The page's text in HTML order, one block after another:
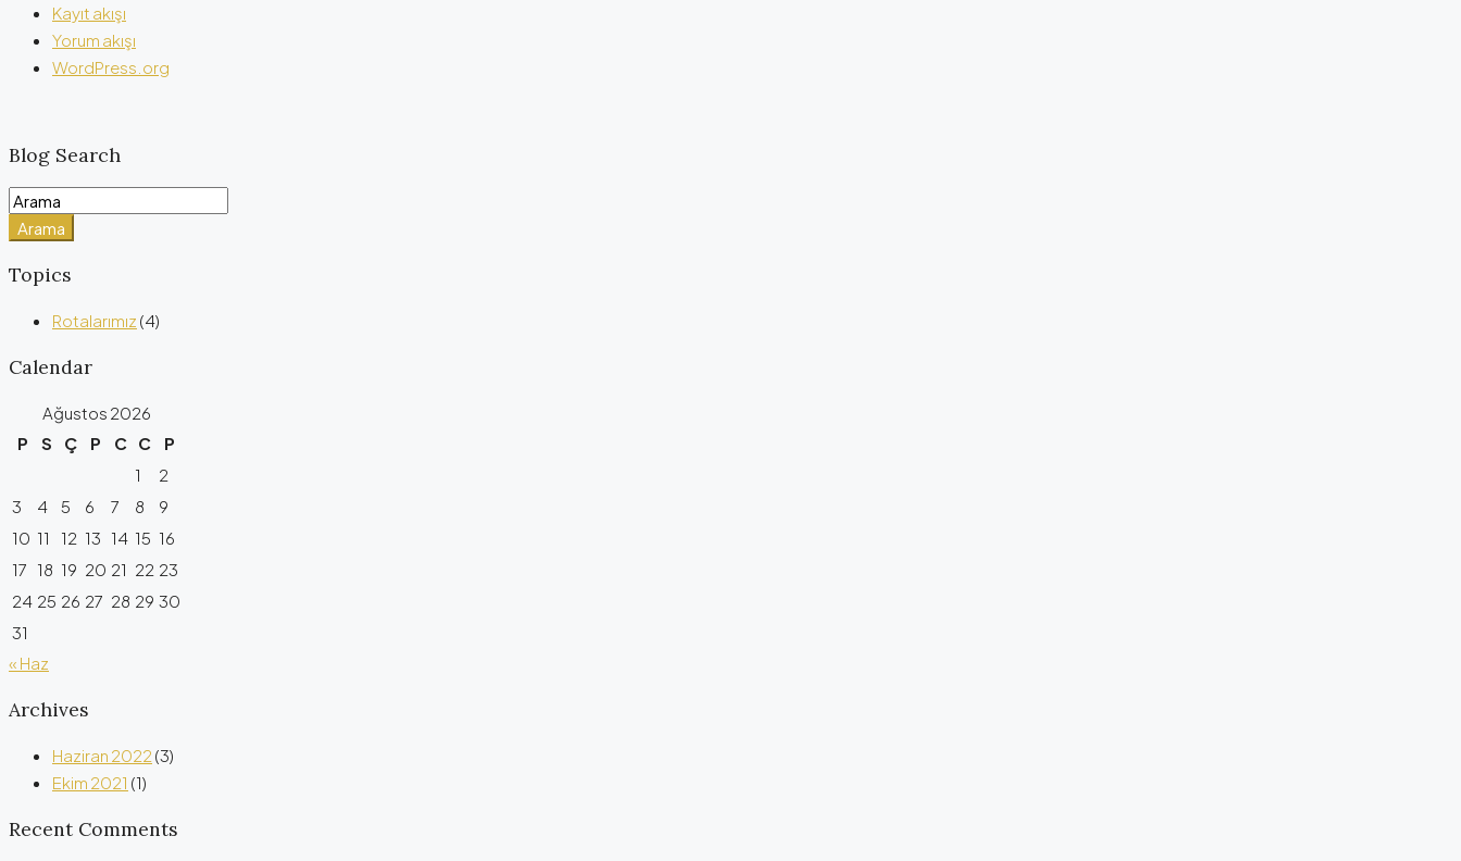
Kayıt akışı
Yorum akışı
WordPress.org
Blog Search
Arama
Topics
Rotalarımız (4)
Calendar
Ağustos 2026
P
S Ç P C C
P
1
2
3
4 5 6 7 8
9
10 11 12 13 14 15 16
17 18 19 20 21 22 23
24 25 26 27 28 29 30
31
« Haz
Archives
Haziran 2022 (3)
Ekim 2021 (1)
Recent Comments